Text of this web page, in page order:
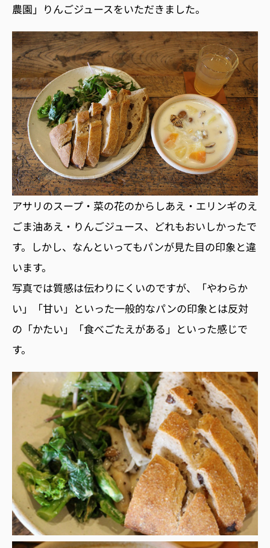
農園」りんごジュースをいただきました。
アサリのスープ・菜の花のからしあえ・エリンギのえ
ごま油あえ・りんごジュース、どれもおいしかったで
す。しかし、なんといってもパンが見た目の印象と違
います。
写真では質感は伝わりにくいのですが、「やわらか
い」「甘い」といった一般的なパンの印象とは反対
の「かたい」「食べごたえがある」といった感じで
す。